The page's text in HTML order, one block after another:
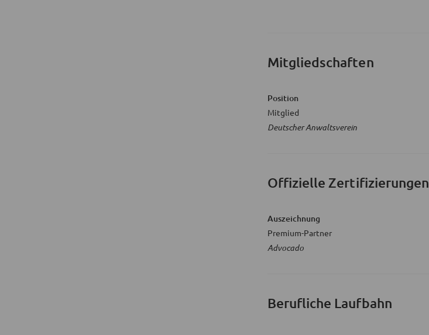
Mitgliedschaften
Position
Mitglied
Deutscher Anwaltsverein
Offizielle Zertifizierungen
Auszeichnung
Premium-Partner
Advocado
Berufliche Laufbahn